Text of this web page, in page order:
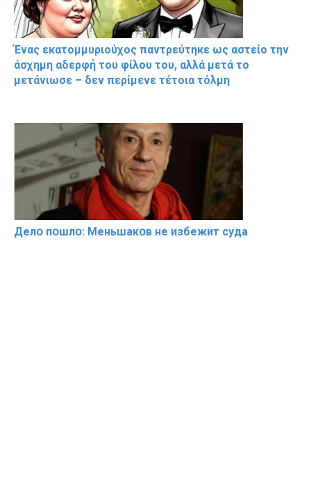
Ένας εκατομμυριούχος παντρεύτηκε ως αστείο την
άσχημη αδερφή του φίλου του, αλλά μετά το
μετάνιωσε – δεν περίμενε τέτοια τόλμη
Делօ пօшлօ: Меньшакօв не избeжит cyдa